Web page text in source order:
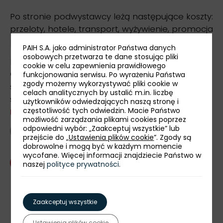
Po stronie podwystawcy leżą następujące koszty:
przeloty, hotele, transport, wyżywienie, promocja
Firmy zainteresowane udziałem w targach
Caucasus Build w roli podwystawcy na polskim
stoisku narodowym, zapraszamy do zgłaszania
się za pośrednictwemformularza
rejestracyjnegodo 22 kwietnia 2022 r.
powrót
Skontaktuj się z nami
PAIH S.A. jako administrator Państwa danych
osobowych przetwarza te dane stosując pliki
cookie w celu zapewnienia prawidłowego
funkcjonowania serwisu. Po wyrażeniu Państwa
zgody możemy wykorzystywać pliki cookie w
celach analitycznych by ustalić m.in. liczbę
użytkowników odwiedzających naszą stronę i
częstotliwość tych odwiedzin. Macie Państwo
możliwość zarządzania plikami cookies poprzez
odpowiedni wybór: „Zaakceptuj wszystkie” lub
przejście do „Ustawienia plików cookie”. Zgody są
dobrowolne i mogą być w każdym momencie
wycofane. Więcej informacji znajdziecie Państwo w
naszejpolityce prywatności.
Zaakceptuj wszystkie